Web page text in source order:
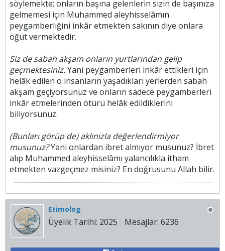
söylemekte; onların başına gelenlerin sizin de başınıza
gelmemesi için Muhammed aleyhisselâmın
peygamberliğini inkâr etmekten sakının diye onlara
öğüt vermektedir.
Siz de sabah akşam onların yurtlarından gelip
geçmektesiniz.Yani peygamberleri inkâr ettikleri için
helâk edilen o insanların yaşadıkları yerlerden sabah
akşam geçiyorsunuz ve onların sadece peygamberleri
inkâr etmelerinden ötürü helâk edildiklerini
biliyorsunuz.
(Bunları görüp de) aklınızla değerlendirmiyor
musunuz?Yani onlardan ibret almıyor musunuz? İbret
alıp Muhammed aleyhisselâmı yalancılıkla itham
etmekten vazgeçmez misiniz? En doğrusunu Allah bilir.​​
Etimolog
Üyelik Tarihi: 2025 Mesajlar: 6236